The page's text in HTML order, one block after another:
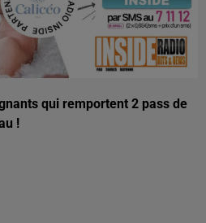
qui remportent 2 pass de
!